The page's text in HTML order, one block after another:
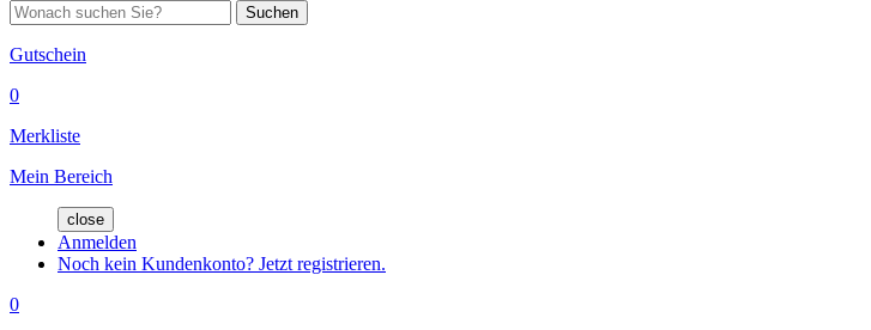
Suchen
Gutschein
0
Merkliste
Mein Bereich
close
Anmelden
Noch kein Kundenkonto? Jetzt registrieren.
0